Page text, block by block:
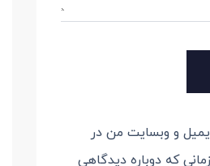
و وبسایت من در
که دوباره دیدگاهی